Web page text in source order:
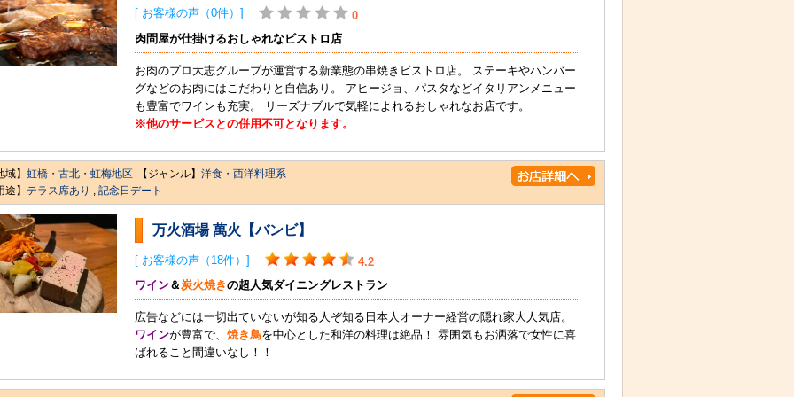
[ お客様の声（0件）]
0
肉問屋が仕掛けるおしゃれなビストロ店
お肉のプロ大志グループが運営する新業態の串焼きビストロ店。 ステーキやハンバー
グなどのお肉にはこだわりと自信あり。 アヒージョ、パスタなどイタリアンメニュー
も豊富でワインも充実。 リーズナブルで気軽によれるおしゃれなお店です。
※他のサービスとの併用不可となります。
域】 虹橋・古北・虹梅地区 【ジャンル】 洋食・西洋料理系
途】 テラス席あり 記念日デート
万火酒場 萬火【バンビ】
[ お客様の声（18件）]
4.2
ワイン＆炭火焼きの超人気ダイニングレストラン
広告などには一切出ていないが知る人ぞ知る日本人オーナー経営の隠れ家大人気店。
ワインが豊富で、 焼き鳥を中心とした和洋の料理は絶品！ 雰囲気もお洒落で女性に喜
ばれること間違いなし！！